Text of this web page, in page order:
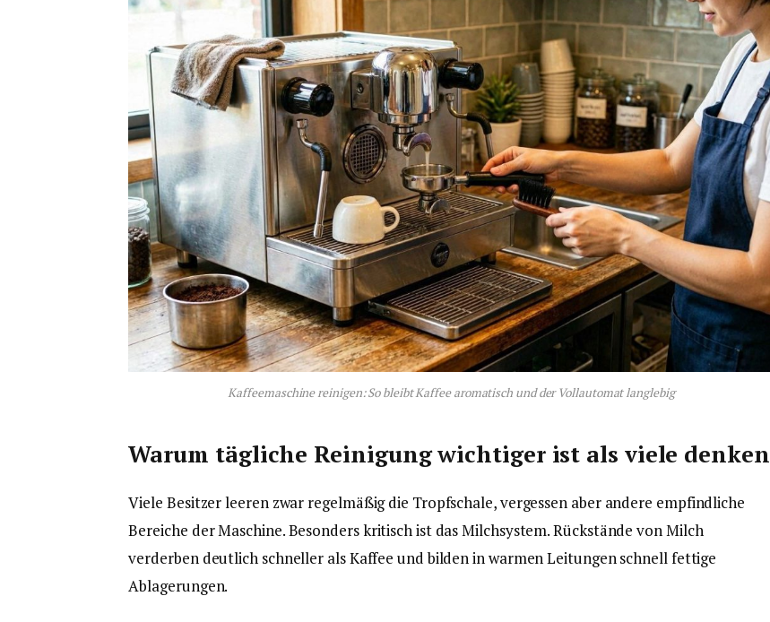
Kaffeemaschine reinigen: So bleibt Kaffee aromatisch und der Vollautomat langlebig
Warum tägliche Reinigung wichtiger ist als viele denken
Viele Besitzer leeren zwar regelmäßig die Tropfschale, vergessen aber andere empfindliche
Bereiche der Maschine. Besonders kritisch ist das Milchsystem. Rückstände von Milch
verderben deutlich schneller als Kaffee und bilden in warmen Leitungen schnell fettige
Ablagerungen.